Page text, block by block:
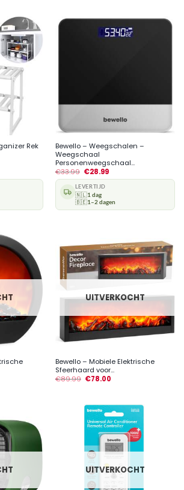
Rek
Bewello – Weegschalen –
Weegschaal
Personenweegschaal...
€33.99 €28.99
LEVERTIJD
🇳🇱1 dag
🇧🇪1–2 dagen
UITVERKOCHT
Bewello – Mobiele Elektrische
Sfeerhaard voor...
€89.99 €78.00
UITVERKOCHT